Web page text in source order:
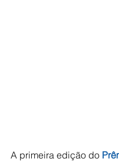
A primeira edição do